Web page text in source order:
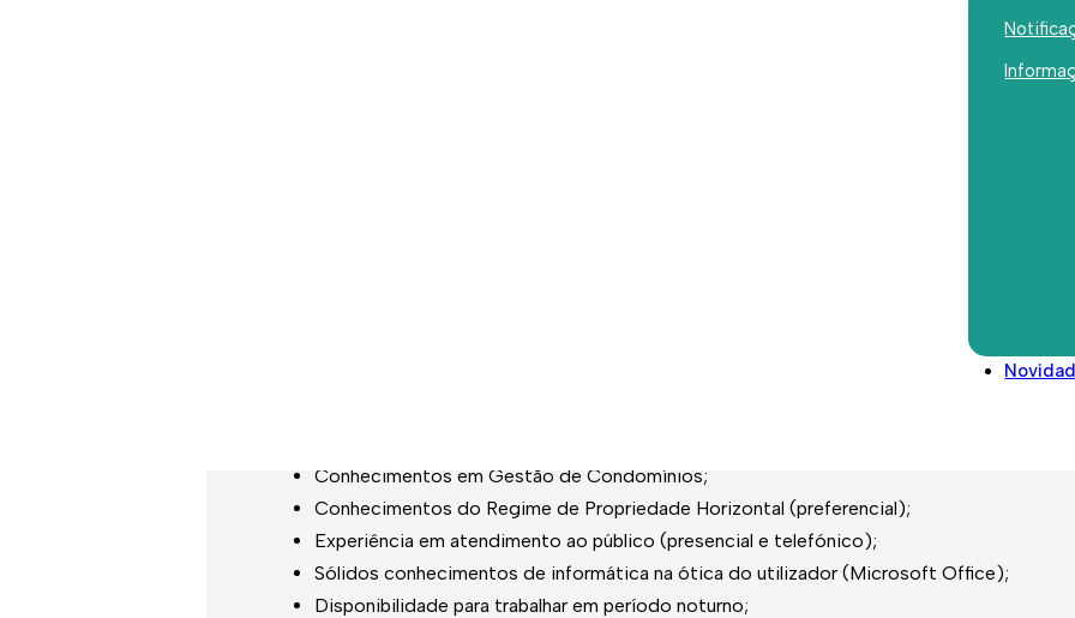
Recolher documentos necessários para os processos de pagamento aos condomínios;
Assegurar o lançamento de despesas, emissão de recibos e avisos, arquivo de
12º ano de escolaridade e/ou curso técnico no domínio apropriado para exercício da
Conhecimentos em Gestão de Condomínios;
Conhecimentos do Regime de Propriedade Horizontal (preferencial);
Experiência em atendimento ao público (presencial e telefónico);
Sólidos conhecimentos de informática na ótica do utilizador (Microsoft Office);
Disponibilidade para trabalhar em período noturno;